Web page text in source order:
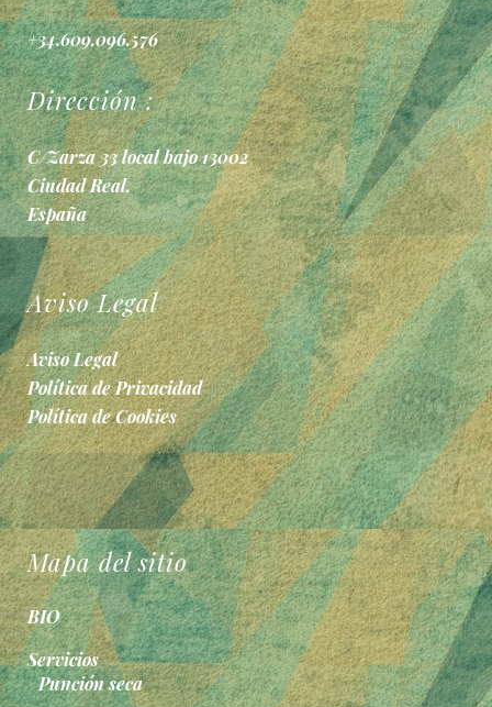
+34.609.096.576
Dirección :
C/Zarza 33 local bajo 13002
Ciudad Real.
España
Aviso Legal
Aviso Legal
Política de Privacidad
Política de Cookies
Mapa del sitio
BIO
Servicios
Punción seca